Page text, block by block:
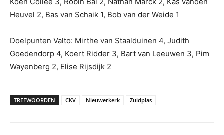
Heuvel 2, Bas van Schaik 1, Bob van der Weide 1
Doelpunten Valto: Mirthe van Staalduinen 4, Judith
Goedendorp 4, Koert Ridder 3, Bart van Leeuwen 3, Pim
Wayenberg 2, Elise Rijsdijk 2
TREFWOORDEN CKV Nieuwerkerk Zuidplas